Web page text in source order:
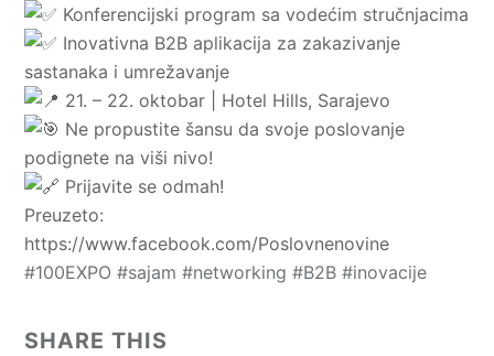
Konferencijski program sa vodećim stručnjacima
Inovativna B2B aplikacija za zakazivanje
sastanaka i umrežavanje
21. – 22. oktobar | Hotel Hills, Sarajevo
Ne propustite šansu da svoje poslovanje
podignete na viši nivo!
Prijavite se odmah!
Preuzeto:
https://www.facebook.com/Poslovnenovine
#100EXPO #sajam #networking #B2B #inovacije
SHARE THIS